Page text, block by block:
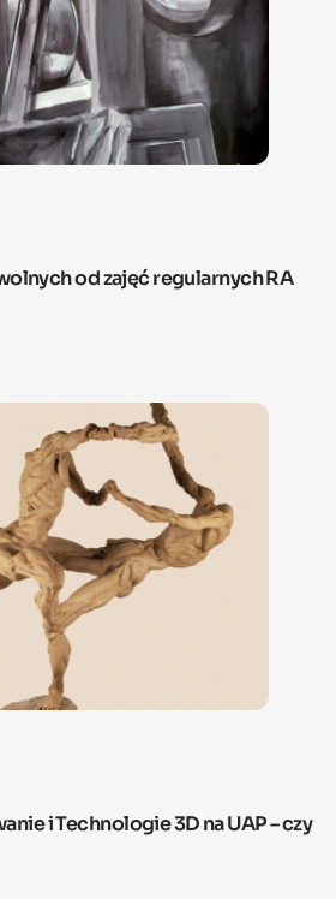
od zajęć regularnych RA
i Technologie 3D na UAP – czy